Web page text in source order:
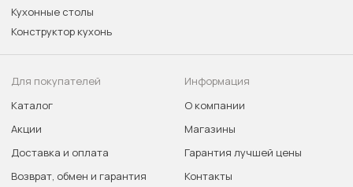
Кухонные столы
Конструктор кухонь
Для покупателей
Каталог
Акции
Доставка и оплата
Возврат, обмен и гарантия
Информация
О компании
Магазины
Гарантия лучшей цены
Контакты